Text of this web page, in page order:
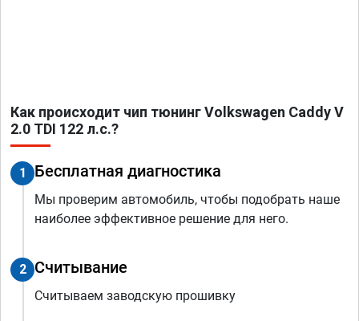
Как происходит чип тюнинг Volkswagen Caddy V
2.0 TDI 122 л.с.?
1 Бесплатная диагностика
Мы проверим автомобиль, чтобы подобрать наше
наиболее эффективное решение для него.
2 Считывание
Считываем заводскую прошивку